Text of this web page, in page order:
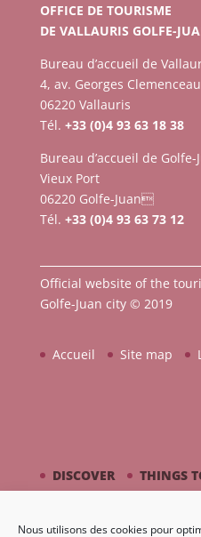
Nous utilisons des cookies pour
OFFICE DE TOURISME
DE VALLAURIS GOLFE-
Bureau d’accueil de
4, av. Georges Clemenceau
06220 Vallauris
Tél. +33 (0)4 93 63 18 38
Bureau d’accueil de
Vieux Port
06220 Golfe-Juan
Tél. +33 (0)4 93 63 73 12
Official website of the
Golfe-Juan city © 2019
Accueil Site map
DISCOVER THINGS